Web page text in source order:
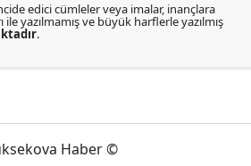
edici cümleler veya imalar, inançlara
ile yazılmamış ve büyük harflerle yazılmış
.
Haber ©